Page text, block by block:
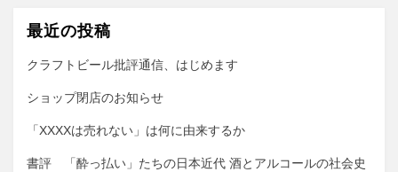
最近の投稿
クラフトビール批評通信、はじめます
ショップ閉店のお知らせ
「XXXXは売れない」は何に由来するか
書評 「酔っ払い」たちの日本近代 酒とアルコールの社会史